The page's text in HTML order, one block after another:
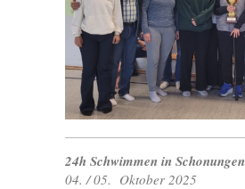
24h Schwimmen in Schonungen
04. / 05. Oktober 2025